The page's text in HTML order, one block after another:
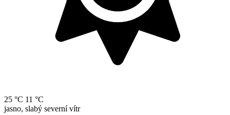
25 °C 11 °C
jasno, slabý severní vítr